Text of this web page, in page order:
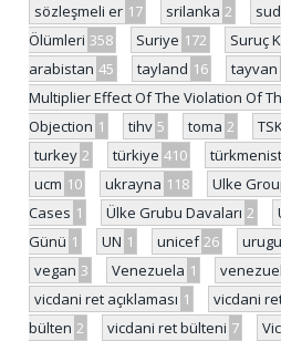
sözleşmeli er 17 srilanka 2
Ölümleri 358 Suriye 172 Suruç
arabistan 45 tayland 16 tayvan
Multiplier Effect Of The Violation Of
Objection 1 tihv 5 toma 2
turkey 2 türkiye 410
ucm 10 ukrayna 118 Ulke
Cases 1 Ülke Grubu Davaları 2
Günü 1 UN 1 unicef 26
vegan 3 Venezuela 1
vicdani ret açıklaması 1 vicdani
bülten 2 vicdani ret bülteni 7